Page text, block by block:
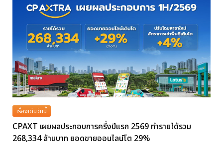
เรื่องเด่นวันนี้
CPAXT เผยผลประกอบการครึ่งปีแรก 2569 ทำรายได้รวม
268,334 ล้านบาท ยอดขายออนไลน์โต 29%